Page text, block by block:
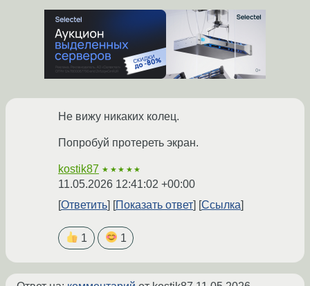
Не вижу никаких колец.
Попробуй протереть экран.
kostik87 ★★★★★
11.05.2026 12:41:02 +00:00
Ответить
Показать ответ Ссылка
1 1